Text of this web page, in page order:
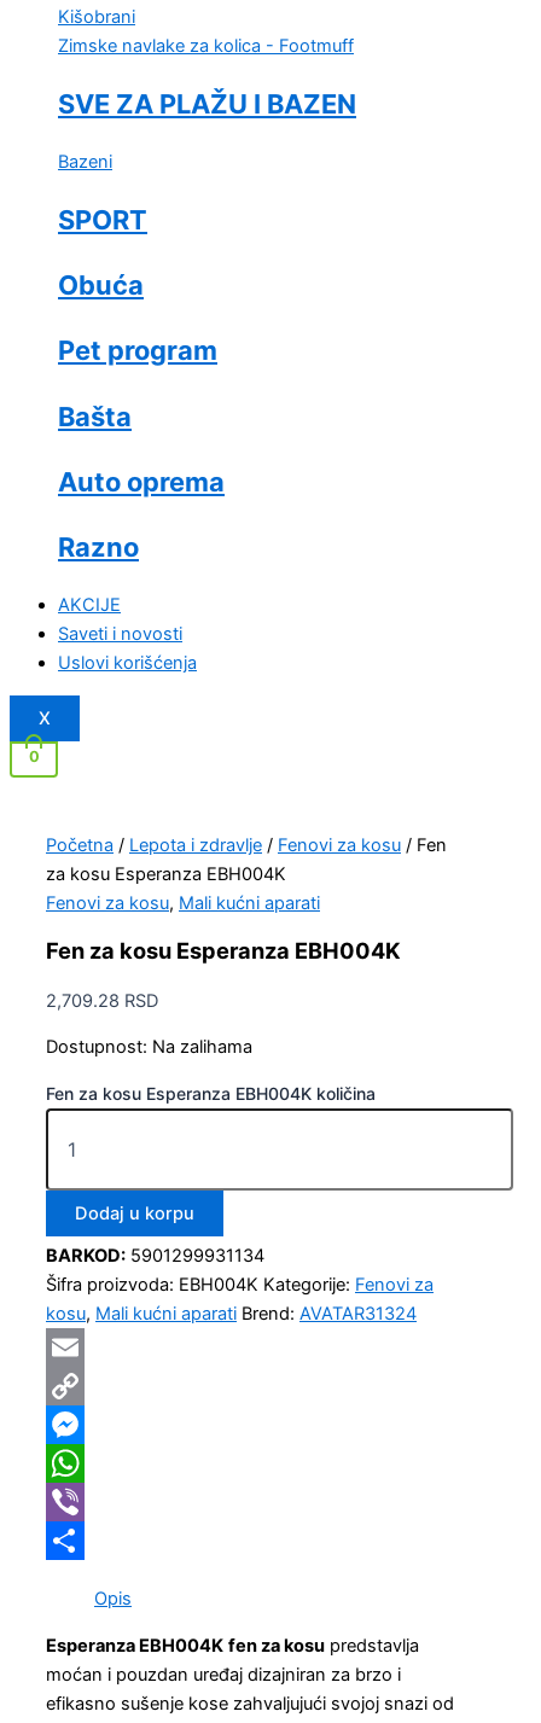
Kišobrani
Zimske navlake za kolica - Footmuff
SVE ZA PLAŽU I BAZEN
Bazeni
SPORT
Obuća
Pet program
Bašta
Auto oprema
Razno
AKCIJE
Saveti i novosti
Uslovi korišćenja
X
0
Početna / Lepota i zdravlje / Fenovi za kosu / Fen
za kosu Esperanza EBH004K
Fenovi za kosu, Mali kućni aparati
Fen za kosu Esperanza EBH004K
2,709.28 RSD
Dostupnost: Na zalihama
Fen za kosu Esperanza EBH004K količina
Dodaj u korpu
BARKOD: 5901299931134
Šifra proizvoda: EBH004K Kategorije: Fenovi za
kosu, Mali kućni aparati Brend: AVATAR31324
Email
Copy
Link
Messenger
WhatsApp
Viber
Opis
Esperanza EBH004K fen za kosu predstavlja
moćan i pouzdan uređaj dizajniran za brzo i
efikasno sušenje kose zahvaljujući svojoj snazi od